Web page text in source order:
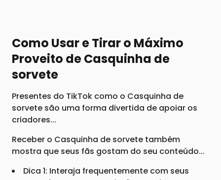
Como Usar e Tirar o Máximo
Proveito de Casquinha de
sorvete
Presentes do TikTok como o Casquinha de
sorvete são uma forma divertida de apoiar os
criadores...
Receber o Casquinha de sorvete também
mostra que seus fãs gostam do seu conteúdo...
Dica 1: Interaja frequentemente com seus